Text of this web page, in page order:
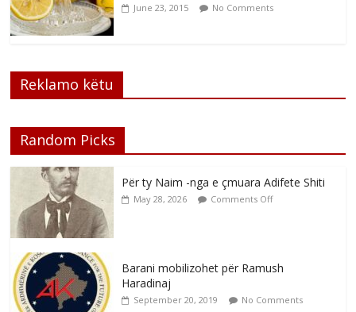
June 23, 2015 No Comments
Reklamo këtu
Random Picks
Për ty Naim -nga e çmuara Adifete Shiti
May 28, 2026 Comments Off
Barani mobilizohet për Ramush
Haradinaj
September 20, 2019 No Comments